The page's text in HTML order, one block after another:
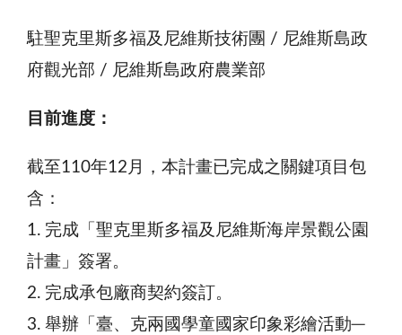
駐聖克里斯多福及尼維斯技術團 / 尼維斯島政
府觀光部 / 尼維斯島政府農業部
目前進度：
截至110年12月，本計畫已完成之關鍵項目包
含：
1. 完成「聖克里斯多福及尼維斯海岸景觀公園
計畫」簽署。
2. 完成承包廠商契約簽訂。
3. 舉辦「臺、克兩國學童國家印象彩繪活動─